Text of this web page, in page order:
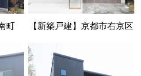
町 【新築戸建】京都市右京区